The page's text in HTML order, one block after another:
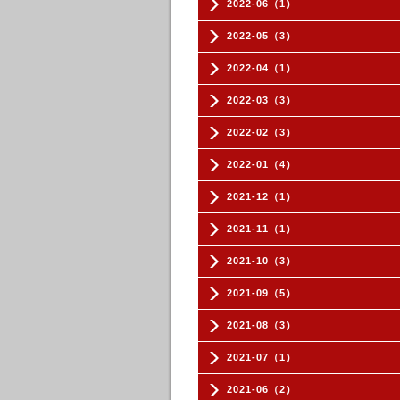
2022-06（1）
2022-05（3）
2022-04（1）
2022-03（3）
2022-02（3）
2022-01（4）
2021-12（1）
2021-11（1）
2021-10（3）
2021-09（5）
2021-08（3）
2021-07（1）
2021-06（2）